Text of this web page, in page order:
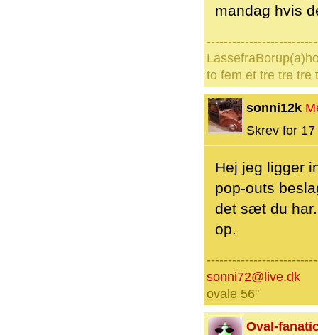
mandag hvis
to fem et tre tre tre
sonni12k
Skrev for
Hej jeg ligger
pop-outs
det sæt du
op.
sonni72@live.dk
ovale 56"
Oval-